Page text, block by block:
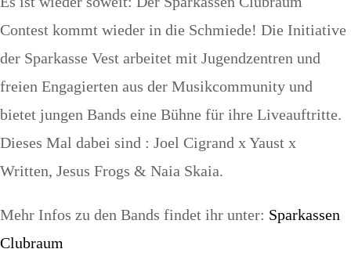
Contest kommt wieder in die Schmiede! Die Initiative
der Sparkasse Vest arbeitet mit Jugendzentren und
freien Engagierten aus der Musikcommunity und
bietet jungen Bands eine Bühne für ihre Liveauftritte.
Dieses Mal dabei sind : Joel Cigrand x Yaust x
Written, Jesus Frogs & Naia Skaia.
Mehr Infos zu den Bands findet ihr unter: Sparkassen
Clubraum